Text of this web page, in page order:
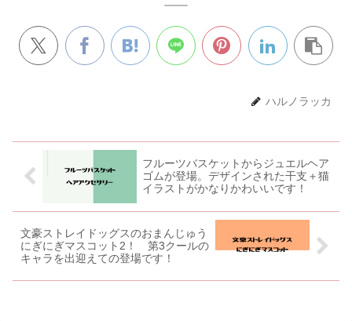
ハルノラッカ
フルーツバスケットからジュエルヘア
ゴムが登場。デザインされた干支＋猫
イラストがかなりかわいいです！
文豪ストレイドッグスのおまんじゅう
にぎにぎマスコット2！ 第3クールの
キャラを出迎えての登場です！